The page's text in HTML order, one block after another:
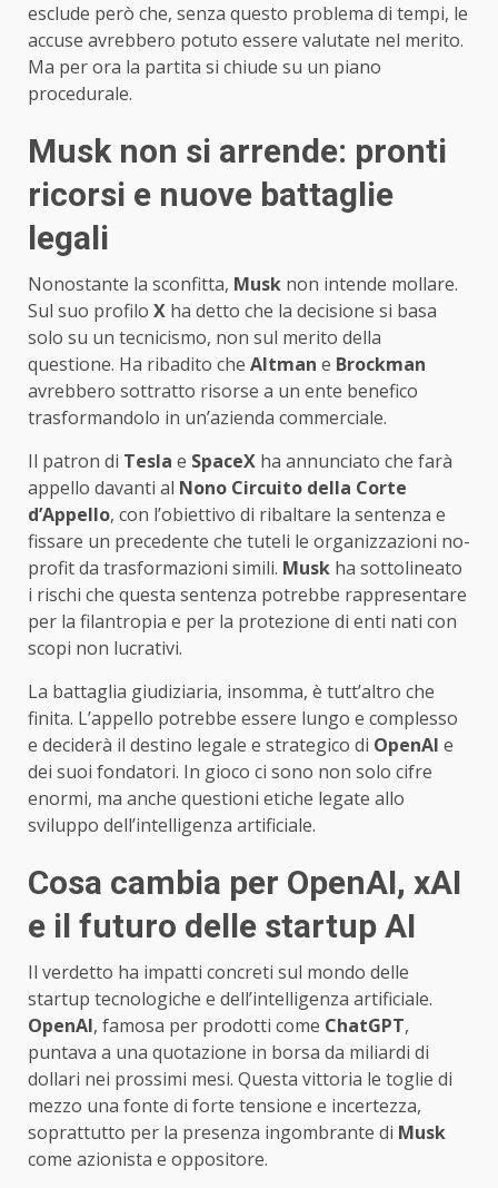
esclude però che, senza questo problema di tempi, le
accuse avrebbero potuto essere valutate nel merito.
Ma per ora la partita si chiude su un piano
procedurale.
Musk non si arrende: pronti
ricorsi e nuove battaglie
legali
Nonostante la sconfitta, Musk non intende mollare.
Sul suo profilo X ha detto che la decisione si basa
solo su un tecnicismo, non sul merito della
questione. Ha ribadito che Altman e Brockman
avrebbero sottratto risorse a un ente benefico
trasformandolo in un’azienda commerciale.
Il patron di Tesla e SpaceX ha annunciato che farà
appello davanti al Nono Circuito della Corte
d’Appello, con l’obiettivo di ribaltare la sentenza e
fissare un precedente che tuteli le organizzazioni no-
profit da trasformazioni simili. Musk ha sottolineato
i rischi che questa sentenza potrebbe rappresentare
per la filantropia e per la protezione di enti nati con
scopi non lucrativi.
La battaglia giudiziaria, insomma, è tutt’altro che
finita. L’appello potrebbe essere lungo e complesso
e deciderà il destino legale e strategico di OpenAI e
dei suoi fondatori. In gioco ci sono non solo cifre
enormi, ma anche questioni etiche legate allo
sviluppo dell’intelligenza artificiale.
Cosa cambia per OpenAI, xAI
e il futuro delle startup AI
Il verdetto ha impatti concreti sul mondo delle
startup tecnologiche e dell’intelligenza artificiale.
OpenAI, famosa per prodotti come ChatGPT,
puntava a una quotazione in borsa da miliardi di
dollari nei prossimi mesi. Questa vittoria le toglie di
mezzo una fonte di forte tensione e incertezza,
soprattutto per la presenza ingombrante di Musk
come azionista e oppositore.